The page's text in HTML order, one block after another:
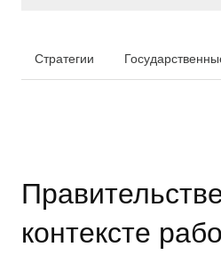
Стратегии
контексте